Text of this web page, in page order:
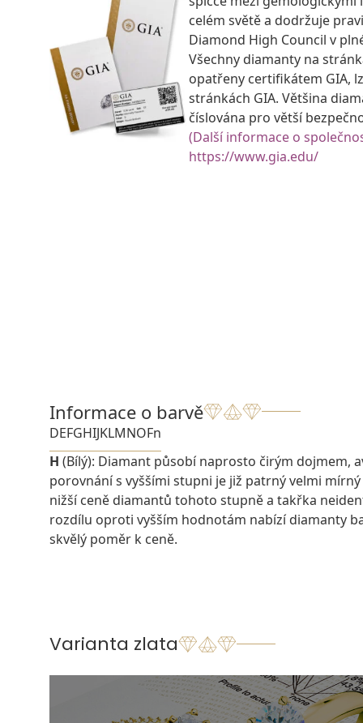
celém světě a dodržuje
Diamond High Council v
Všechny diamanty na
opatřeny certifikátem GIA,
stránkách GIA. Většina
číslována pro větší
(Další informace o
https://www.gia.edu/
Informace o barvě
DEFGHIJKLMNOFn
H (Bílý): Diamant působí naprosto čirým dojmem,
porovnání s vyššími stupni je již patrný velmi
nižší ceně diamantů tohoto stupně a takřka
rozdílu oproti vyšším hodnotám nabízí diamanty
skvělý poměr k ceně.
Varianta zlata